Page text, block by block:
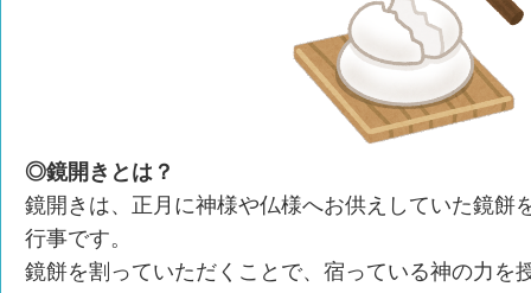
◎鏡開きとは？
鏡開きは、正月に神様や仏様へお供えしていた鏡餅
行事です。
鏡餅を割っていただくことで、宿っている神の力を